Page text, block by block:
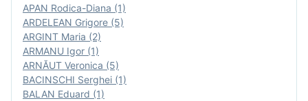
APAN Rodica-Diana (1)
ARDELEAN Grigore (5)
ARGINT Maria (2)
ARMANU Igor (1)
ARNĂUT Veronica (5)
BACINSCHI Serghei (1)
BALAN Eduard (1)